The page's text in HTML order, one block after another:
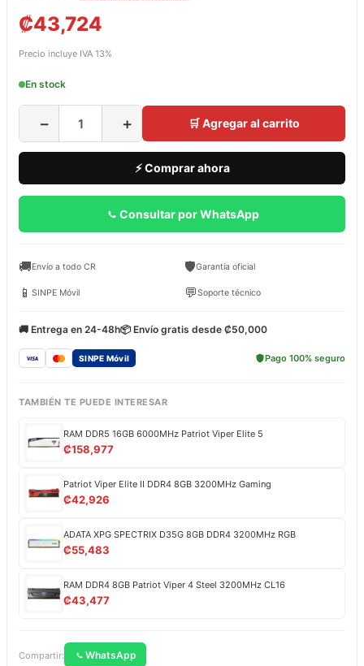
₡43,724
Precio incluye IVA 13%
En stock
− + 🛒 Agregar al carrito
⚡ Comprar ahora
Consultar por WhatsApp
🚚Envío a todo CR 🛡️Garantía oficial
📱 SINPE Móvil 💬Soporte técnico
🚚 Entrega en 24-48h📦 Envío gratis desde ₡50,000
SINPE Móvil Pago 100% seguro
TAMBIÉN TE PUEDE INTERESAR
RAM DDR5 16GB 6000MHz Patriot Viper Elite 5
₡158,977
Patriot Viper Elite II DDR4 8GB 3200MHz Gaming
₡42,926
ADATA XPG SPECTRIX D35G 8GB DDR4 3200MHz RGB
₡55,483
RAM DDR4 8GB Patriot Viper 4 Steel 3200MHz CL16
₡43,477
Compartir: WhatsApp